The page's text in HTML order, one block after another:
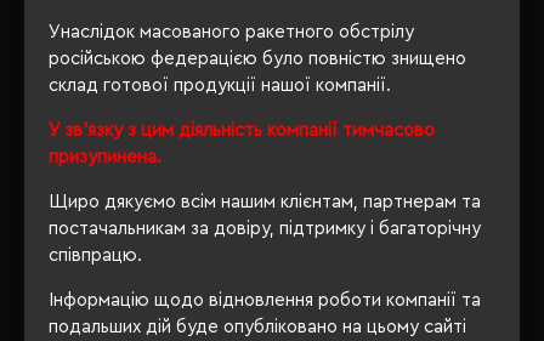
Унаслідок масованого ракетного обстрілу
російською федерацією було повністю знищено
склад готової продукції нашої компанії.
У зв'язку з цим діяльність компанії тимчасово
призупинена.
Щиро дякуємо всім нашим клієнтам, партнерам та
постачальникам за довіру, підтримку і багаторічну
співпрацю.
Інформацію щодо відновлення роботи компанії та
подальших дій буде опубліковано на цьому сайті